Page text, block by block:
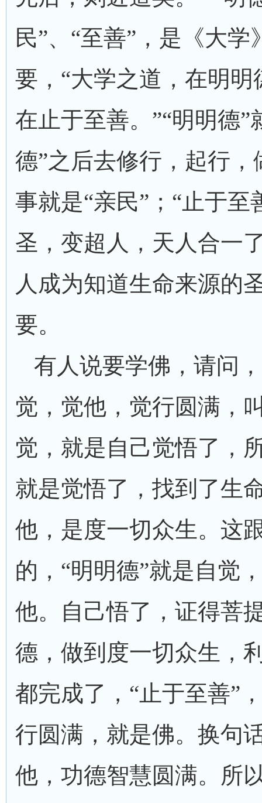
民”、“至善”，是《大学
要，“大学之道，在明
在止于至善。”“明明德”
德”之后去修行，起行
事就是“亲民”；“止于至
圣，变超人，天人合一
人成为知道生命来源的
要。
有人说要学佛，请问
觉，觉他，觉行圆满，
觉，就是自己觉悟了，
就是觉悟了，找到了生
他，是度一切众生。这
的，“明明德”就是自觉
他。自己悟了，证得菩
德，做到度一切众生，
都完成了，“止于至善”
行圆满，就是佛。换句
他，功德智慧圆满。所